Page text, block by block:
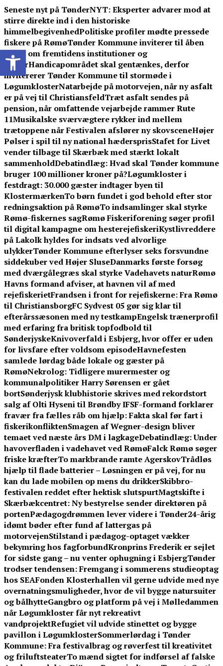
Skip
to
content
Seneste nyt på TønderNYT:Eksperter advarer mod at
stirre direkte ind i den historiske
himmelbegivenhedPolitiske profiler mødte pressede
fiskere på RømøTønder Kommune inviterer til åben
debat om fremtidens institutioner og
skolerHandicapområdet skal gentænkes, derfor
invitererer Tønder Kommune til stormøde i
LøgumklosterNatarbejde på motorvejen, når ny asfalt
er på vej til ChristiansfeldTræt asfalt sendes på
pension, når omfattende vejarbejde rammer Rute
11Musikalske sværvægtere rykker ind mellem
trætoppene når Festivalen afslører ny skovsceneHøjer
Pølser i spil til ny national hædersprisStafet for Livet
vender tilbage til Skærbæk med stærkt lokalt
sammenholdDebatindlæg: Hvad skal Tønder kommune
bruger 100 millioner kroner på?Løgumkloster i
festdragt: 30.000 gæster indtager byen til
KlostermærkenTo børn fundet i god behold efter stor
redningsaktion på RømøTo indsamlinger skal styrke
Rømø-fiskernes sagRømø Fiskeriforening søger profil
til digital kampagne om hesterejefiskeriKystlivreddere
på Lakolk hyldes for indsats ved alvorlige
ulykkerTønder Kommune efterlyser seks forsvundne
siddekuber ved Højer SluseDanmarks første forsøg
med dværgålegræs skal styrke Vadehavets naturRømø
Havns formand afviser, at havnen vil af med
rejefiskerietFrandsen i front for rejefiskerne: Fra Rømø
til ChristiansborgFC Sydvest 05 gør sig klar til
efterårssæsonen med ny testkampEngelsk trænerprofil
med erfaring fra britisk topfodbold til
SønderjyskeKnivoverfald i Esbjerg, hvor offer er uden
for livsfare efter voldsom episodeHavnefesten
samlede lørdag både lokale og gæster på
RømøNekrolog: Tidligere murermester og
kommunalpolitiker Harry Sørensen er gået
bortSønderjysk klubhistorie skrives med rekordstort
salg af Olti Hyseni til Brøndby IFSF-formand forklarer
fravær fra fælles råb om hjælp: Fakta skal før fart i
fiskerikonfliktenSmagen af Wegner-design bliver
temaet ved næste års DM i lagkageDebatindlæg: Under
havoverfladen i vadehavet ved RømøFalck Rømø søger
friske kræfterTo markbrande ramte AgerskovTrådløs
hjælp til flade batterier – Løsningen er på vej, for nu
kan du lade mobilen op mens du drikkerSkibbro-
festivalen reddet efter hektisk slutspurtMagtskifte i
Skærbækcentret: Ny bestyrelse sender direktøren på
portenPædagogdrømmen lever videre i Tønder24-årig
idømt bøder efter fund af lattergas på
motorvejenStilstand i pædagog-optaget vækker
bekymring hos fagforbundKronprins Frederik er sejlet
for sidste gang – nu venter ophugning i EsbjergTønder
trodser tendensen: Fremgang i sommerens studieoptag
hos SEAFonden Klosterhallen vil gerne udvide med nye
overnatningsmuligheder, hvor de vil bygge natursuiter
og bålhytteGangbro og platform på vej i Mølledammen
når Løgumkloster får nyt rekreativt
vandprojektRefugiet vil udvide stinettet og bygge
pavillon i LøgumklosterSommerlørdag i Tønder
Kommune: Fra festivalbrag og røverfest til kreativitet
og friluftsteaterTo mænd sigtet for indførsel af falske
Open toolbar